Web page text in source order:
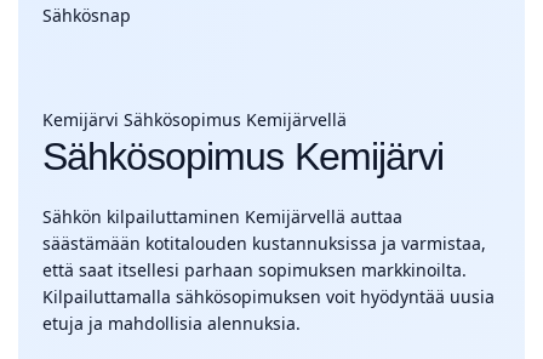
Sähkösnap
Kemijärvi Sähkösopimus Kemijärvellä
Sähkösopimus Kemijärvi
Sähkön kilpailuttaminen Kemijärvellä auttaa
säästämään kotitalouden kustannuksissa ja varmistaa,
että saat itsellesi parhaan sopimuksen markkinoilta.
Kilpailuttamalla sähkösopimuksen voit hyödyntää uusia
etuja ja mahdollisia alennuksia.